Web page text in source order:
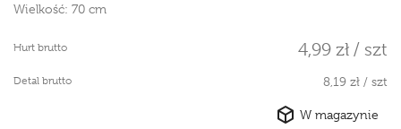
Wielkość: 70 cm
Hurt brutto 4,99 zł / szt
Detal brutto 8,19 zł / szt
W magazynie